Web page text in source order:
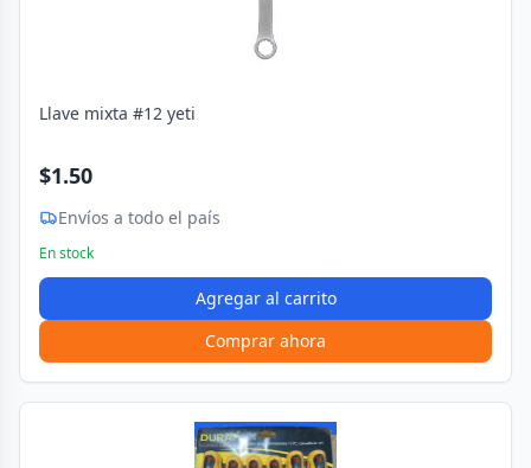
Llave mixta #12 yeti
$1.50
Envíos a todo el país
En stock
Agregar al carrito
Comprar ahora